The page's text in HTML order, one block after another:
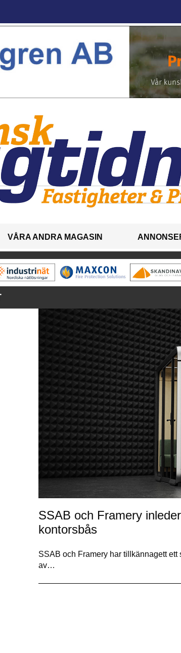
VÅRA ANDRA MAGASIN
SSAB och Framery
kontorsbås
SSAB och Framery har tillkännagett
av…